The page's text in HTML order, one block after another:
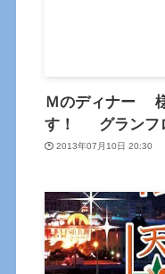
Ｍのディナー
す！ グランフ
2013年07月10日 20:30